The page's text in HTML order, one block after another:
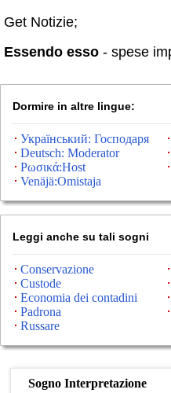
Get Notizie;
Essendo esso - spese
Dormire in altre lingue:
Український: Господаря
Deutsch: Moderator
Ρωσικά:Host
Venäjä:Omistaja
Leggi anche su tali sogni
Conservazione
Custode
Economia dei contadini
Padrona
Russare
Sogno Interpretazione